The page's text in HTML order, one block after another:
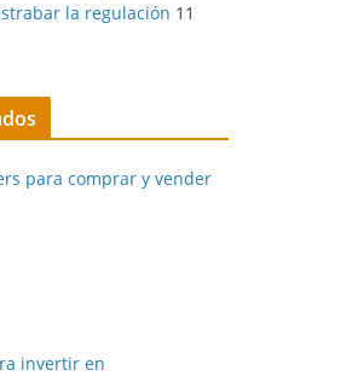
la regulación 11
para comprar y vender
invertir en